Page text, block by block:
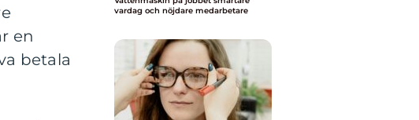
en
betala
vardag och nöjdare medarbetare